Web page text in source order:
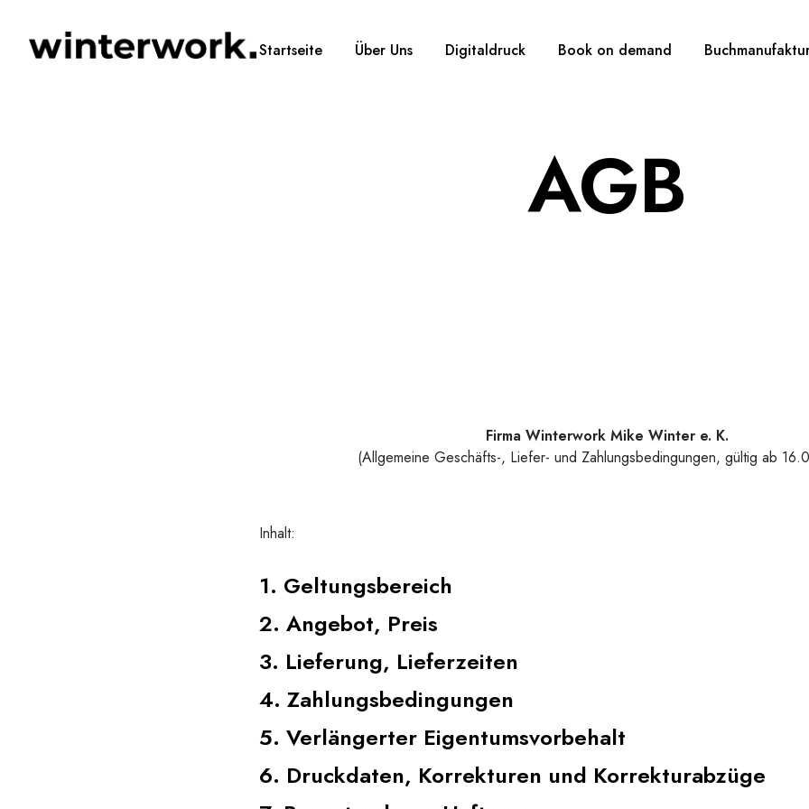
Startseite Über Uns Digitaldruck Book on demand
AGB
Firma Winterwork Mike Winter e. K.
(Allgemeine Geschäfts-, Liefer- und Zahlungsbedingungen, gültig ab
Inhalt:
1. Geltungsbereich
2. Angebot, Preis
3. Lieferung, Lieferzeiten
4. Zahlungsbedingungen
5. Verlängerter Eigentumsvorbehalt
6. Druckdaten, Korrekturen und Korrekturabzüge